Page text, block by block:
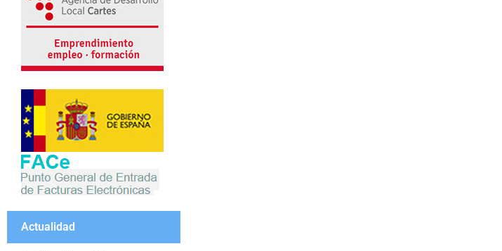
Actualidad